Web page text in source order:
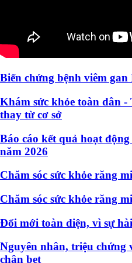
Biến chứng bệnh viêm
Khám sức khỏe toàn dân
thay từ cơ sở
Báo cáo kết quả hoạt
năm 2026
Chăm sóc sức khỏe răng
Chăm sóc sức khỏe răng
Đổi mới toàn diện, vì sự
Nguyên nhân, triệu chứng
chân bẹt